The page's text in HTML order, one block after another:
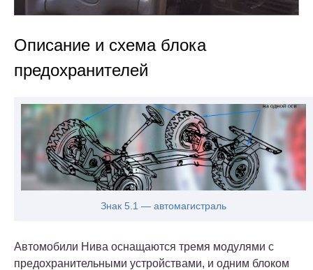
Описание и схема блока
предохранителей
Знак 5.1 — автомагистраль
Автомобили Нива оснащаются тремя модулями с
предохранительными устройствами, и одним блоком